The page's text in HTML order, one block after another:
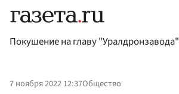
Покушение на главу "Уралдронзавода"
7 ноября 2022 12:37Общество